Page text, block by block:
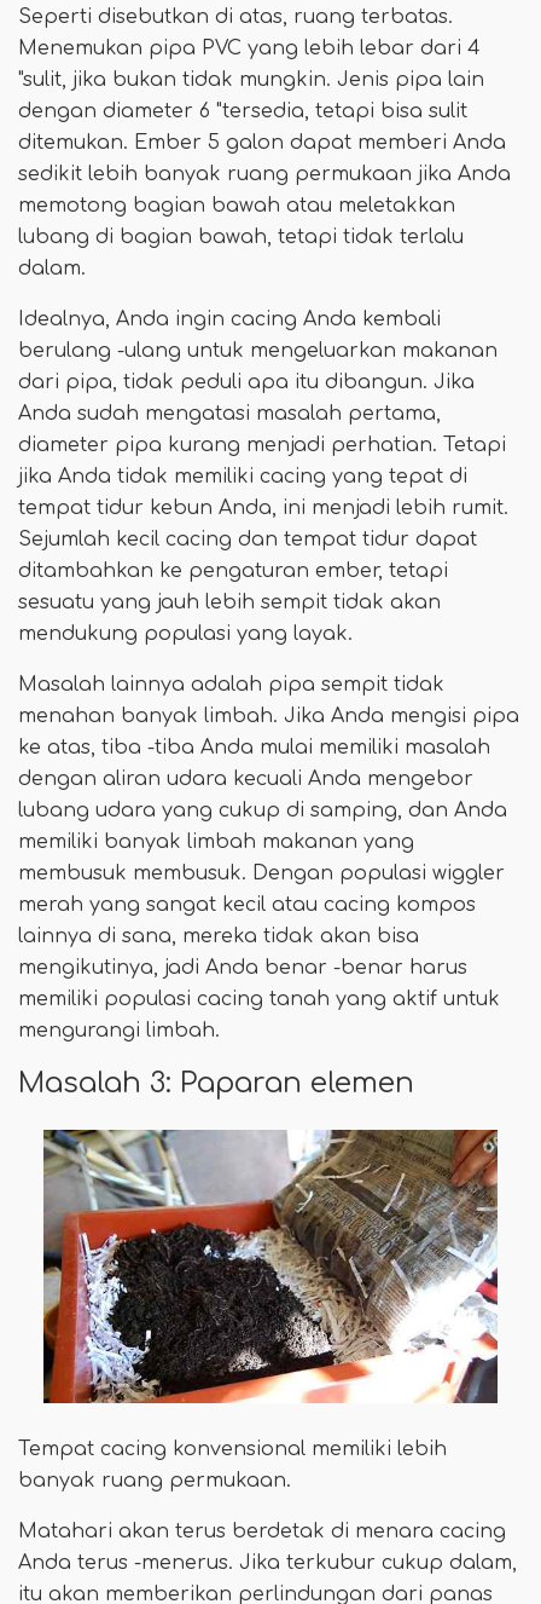
Seperti disebutkan di atas, ruang terbatas.
Menemukan pipa PVC yang lebih lebar dari 4
"sulit, jika bukan tidak mungkin. Jenis pipa lain
dengan diameter 6 "tersedia, tetapi bisa sulit
ditemukan. Ember 5 galon dapat memberi Anda
sedikit lebih banyak ruang permukaan jika Anda
memotong bagian bawah atau meletakkan
lubang di bagian bawah, tetapi tidak terlalu
dalam.
Idealnya, Anda ingin cacing Anda kembali
berulang -ulang untuk mengeluarkan makanan
dari pipa, tidak peduli apa itu dibangun. Jika
Anda sudah mengatasi masalah pertama,
diameter pipa kurang menjadi perhatian. Tetapi
jika Anda tidak memiliki cacing yang tepat di
tempat tidur kebun Anda, ini menjadi lebih rumit.
Sejumlah kecil cacing dan tempat tidur dapat
ditambahkan ke pengaturan ember, tetapi
sesuatu yang jauh lebih sempit tidak akan
mendukung populasi yang layak.
Masalah lainnya adalah pipa sempit tidak
menahan banyak limbah. Jika Anda mengisi pipa
ke atas, tiba -tiba Anda mulai memiliki masalah
dengan aliran udara kecuali Anda mengebor
lubang udara yang cukup di samping, dan Anda
memiliki banyak limbah makanan yang
membusuk membusuk. Dengan populasi wiggler
merah yang sangat kecil atau cacing kompos
lainnya di sana, mereka tidak akan bisa
mengikutinya, jadi Anda benar -benar harus
memiliki populasi cacing tanah yang aktif untuk
mengurangi limbah.
Masalah 3: Paparan elemen
Tempat cacing konvensional memiliki lebih
banyak ruang permukaan.
Matahari akan terus berdetak di menara cacing
Anda terus -menerus. Jika terkubur cukup dalam,
itu akan memberikan perlindungan dari panas